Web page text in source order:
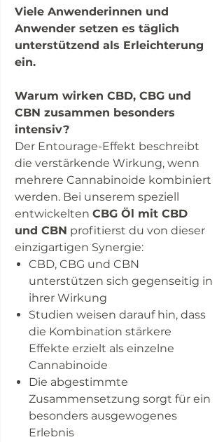
Viele Anwenderinnen und
Anwender setzen es täglich
unterstützend als Erleichterung
ein.
Warum wirken CBD, CBG und
CBN zusammen besonders
intensiv?
Der Entourage-Effekt beschreibt
die verstärkende Wirkung, wenn
mehrere Cannabinoide kombiniert
werden. Bei unserem speziell
entwickelten CBG Öl mit CBD
und CBN profitierst du von dieser
einzigartigen Synergie:
CBD, CBG und CBN
unterstützen sich gegenseitig in
ihrer Wirkung
Studien weisen darauf hin, dass
die Kombination stärkere
Effekte erzielt als einzelne
Cannabinoide
Die abgestimmte
Zusammensetzung sorgt für ein
besonders ausgewogenes
Erlebnis